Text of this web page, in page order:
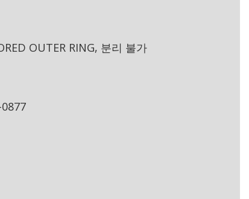
OUTER RING, 분리 불가